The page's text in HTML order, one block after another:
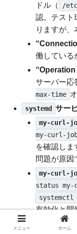
ドル（
/
認。テスト
りますが、
働している
サーバー応
max-time
systemd サー
my-curl-
my-curl-
を確認しま
問題が原因
my-curl-
status
有効化と開
ExecStart
メニュー ホーム